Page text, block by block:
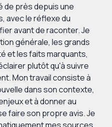
de près depuis une
avec le réflexe du
avant de raconter. Je
générale, les grands
et les faits marquants,
plutôt qu'à suivre
Mon travail consiste à
dans son contexte,
et à donner au
faire son propre avis. Je